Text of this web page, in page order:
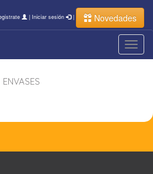
| Iniciar sesión | Novedades
ENVASES